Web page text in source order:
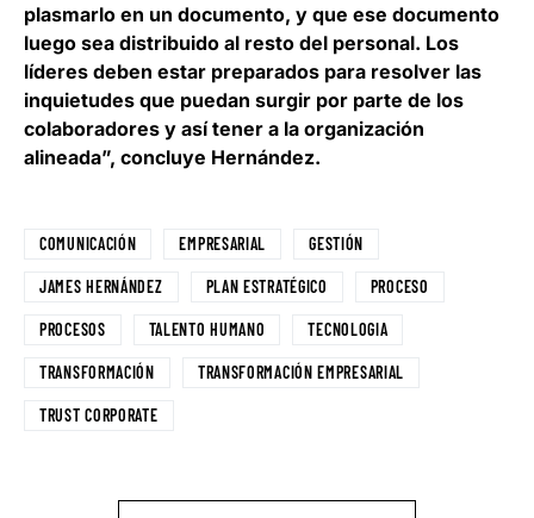
plasmarlo en un documento, y que ese documento
luego sea distribuido al resto del personal. Los
líderes deben estar preparados para resolver las
inquietudes que puedan surgir por parte de los
colaboradores y así tener a la organización
alineada”, concluye Hernández.
COMUNICACIÓN EMPRESARIAL GESTIÓN
JAMES HERNÁNDEZ PLAN ESTRATÉGICO PROCESO
PROCESOS TALENTO HUMANO TECNOLOGIA
TRANSFORMACIÓN TRANSFORMACIÓN EMPRESARIAL
TRUST CORPORATE